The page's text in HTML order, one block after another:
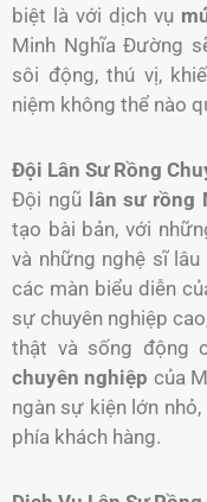
biệt là với dịch vụ
Minh Nghĩa Đường
sôi động, thú vị,
niệm không thể nào
Đội Lân Sư Rồng
Đội ngũ lân sư rồng
tạo bài bản, với
và những nghệ sĩ
các màn biểu diễn
sự chuyên nghiệp
thật và sống động
chuyên nghiệp của
ngàn sự kiện lớn
phía khách hàng.